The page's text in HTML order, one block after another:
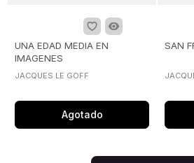
UNA EDAD MEDIA EN
IMAGENES
JACQUES LE GOFF
Agotado
SAN